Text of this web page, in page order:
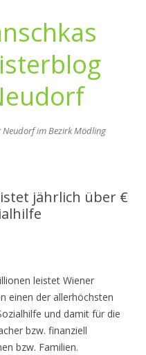
Neudorf im Bezirk Mödling
jährlich über €
leistet Wiener
einen der allerhöchsten
und damit für die
bzw. finanziell
bzw. Familien.